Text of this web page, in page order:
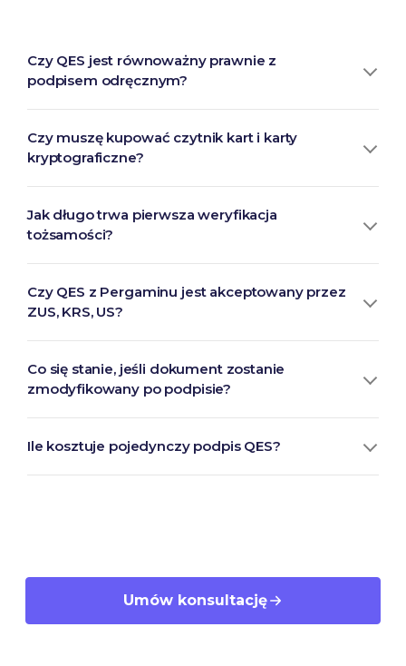
Czy QES jest równoważny prawnie z
podpisem odręcznym?
Czy muszę kupować czytnik kart i karty
kryptograficzne?
Jak długo trwa pierwsza weryfikacja
tożsamości?
Czy QES z Pergaminu jest akceptowany przez
ZUS, KRS, US?
Co się stanie, jeśli dokument zostanie
zmodyfikowany po podpisie?
Ile kosztuje pojedynczy podpis QES?
Umów konsultację